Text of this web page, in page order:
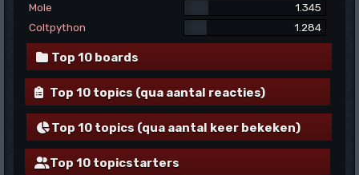
Mole
1.345
Coltpython
1.284
Top 10 boards
Top 10 topics (qua aantal reacties)
Top 10 topics (qua aantal keer bekeken)
Top 10 topicstarters